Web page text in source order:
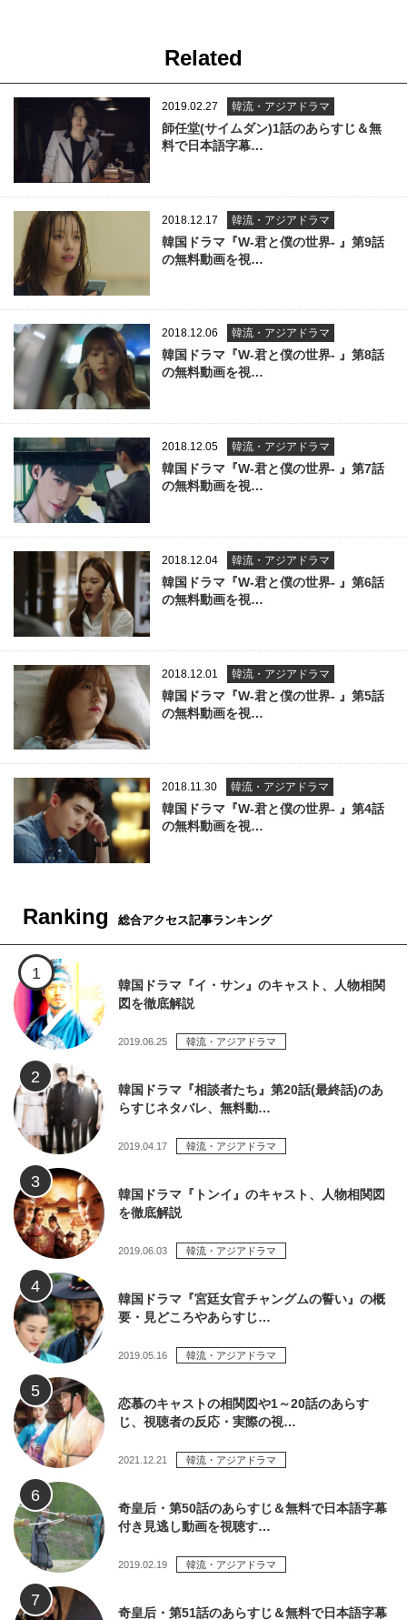
Related
2019.02.27 韓流・アジアドラマ
師任堂(サイムダン)1話のあらすじ＆無
料で日本語字幕…
2018.12.17 韓流・アジアドラマ
韓国ドラマ『W-君と僕の世界- 』第9話
の無料動画を視…
2018.12.06 韓流・アジアドラマ
韓国ドラマ『W-君と僕の世界- 』第8話
の無料動画を視…
2018.12.05 韓流・アジアドラマ
韓国ドラマ『W-君と僕の世界- 』第7話
の無料動画を視…
2018.12.04 韓流・アジアドラマ
韓国ドラマ『W-君と僕の世界- 』第6話
の無料動画を視…
2018.12.01 韓流・アジアドラマ
韓国ドラマ『W-君と僕の世界- 』第5話
の無料動画を視…
2018.11.30 韓流・アジアドラマ
韓国ドラマ『W-君と僕の世界- 』第4話
の無料動画を視…
Ranking 総合アクセス記事ランキング
韓国ドラマ『イ・サン』のキャスト、人物相関
図を徹底解説
2019.06.25 韓流・アジアドラマ
韓国ドラマ『相談者たち』第20話(最終話)のあ
らすじネタバレ、無料動…
2019.04.17 韓流・アジアドラマ
韓国ドラマ『トンイ』のキャスト、人物相関図
を徹底解説
2019.06.03 韓流・アジアドラマ
韓国ドラマ『宮廷女官チャングムの誓い』の概
要・見どころやあらすじ…
2019.05.16 韓流・アジアドラマ
恋慕のキャストの相関図や1～20話のあらす
じ、視聴者の反応・実際の視…
2021.12.21 韓流・アジアドラマ
奇皇后・第50話のあらすじ＆無料で日本語字幕
付き見逃し動画を視聴す…
2019.02.19 韓流・アジアドラマ
奇皇后・第51話のあらすじ＆無料で日本語字幕